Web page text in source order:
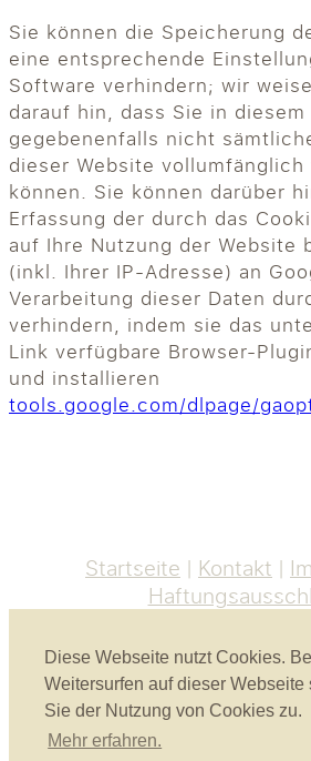
Diese Webseite nutzt Cookies.
Weitersurfen auf dieser Webseite
Sie der Nutzung von Cookies zu.
Mehr erfahren.
Sie können die Speicherung
eine entsprechende
Software verhindern; wir
darauf hin, dass Sie in diesem
gegebenenfalls nicht
dieser Website
können. Sie können darüber
Erfassung der durch das
auf Ihre Nutzung der Website
(inkl. Ihrer IP-Adresse) an
Verarbeitung dieser Daten
verhindern, indem sie das
Link verfügbare Browser-
und installieren
tools.google.com/dlpage/
Startseite Kontakt
Akustikbau Heinrich GmbH |
Frasdorf